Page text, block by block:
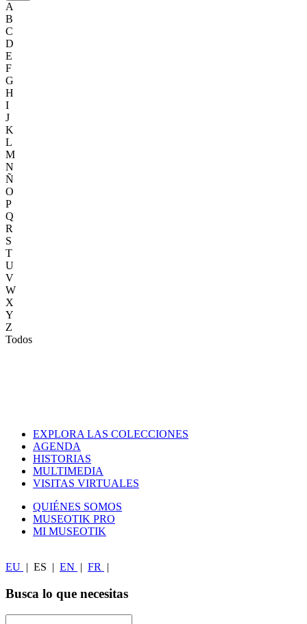
A
B
C
D
E
F
G
H
I
J
K
L
M
N
Ñ
O
P
Q
R
S
T
U
V
W
X
Y
Z
Todos
EXPLORA LAS COLECCIONES
AGENDA
HISTORIAS
MULTIMEDIA
VISITAS VIRTUALES
QUIÉNES SOMOS
MUSEOTIK PRO
MI MUSEOTIK
EU ES EN FR
Busca lo que necesitas